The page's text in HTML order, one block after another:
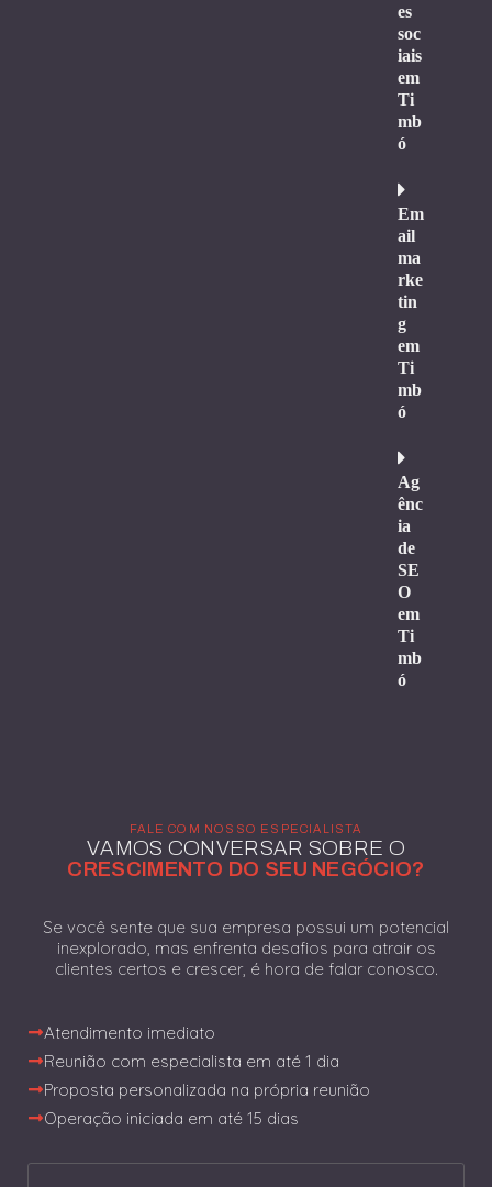
es
soc
iais
em
Ti
mb
ó
Em
ail
ma
rke
tin
g
em
Ti
mb
ó
Ag
ênc
ia
de
SE
O
em
Ti
mb
ó
FALE COM NOSSO ESPECIALISTA
VAMOS CONVERSAR SOBRE O
CRESCIMENTO DO SEU NEGÓCIO?
Se você sente que sua empresa possui um potencial
inexplorado, mas enfrenta desafios para atrair os
clientes certos e crescer, é hora de falar conosco.
Atendimento imediato
Reunião com especialista em até 1 dia
Proposta personalizada na própria reunião
Operação iniciada em até 15 dias